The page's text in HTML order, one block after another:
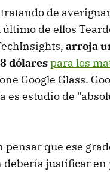
de
de ellos
arroja
dólarespara los
Google Glass.
es estudio de
que ese
justificar en